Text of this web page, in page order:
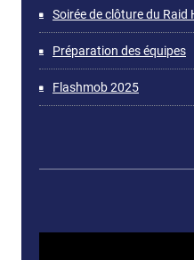
Soirée de clôture du
Préparation des équipes
Flashmob 2025